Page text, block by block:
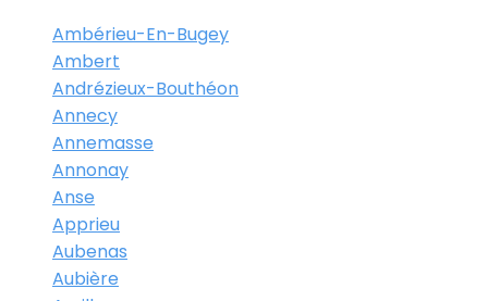
Ambérieu-En-Bugey
Ambert
Andrézieux-Bouthéon
Annecy
Annemasse
Annonay
Anse
Apprieu
Aubenas
Aubière